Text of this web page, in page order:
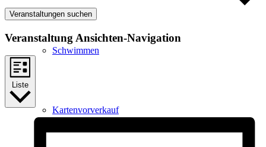
Schwimmen
Kartenvorverkauf
Veranstaltungen suchen
Veranstaltung Ansichten-Navigation
Liste